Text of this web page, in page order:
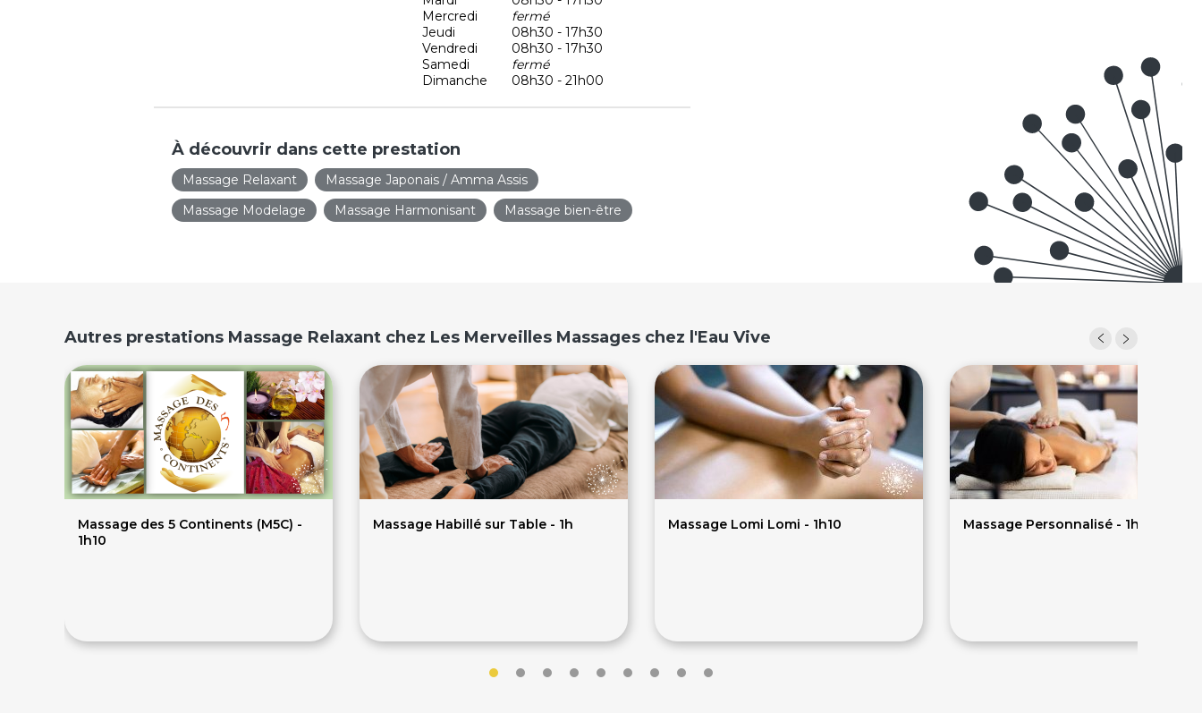
Mercredi
fermé
Jeudi
08h30 - 17h30
Vendredi
08h30 - 17h30
Samedi
fermé
Dimanche
08h30 - 21h00
À découvrir dans cette prestation
Massage Relaxant
Massage Japonais / Amma Assis
Massage Modelage
Massage Harmonisant Massage bien-être
Autres prestations Massage Relaxant chez Les Merveilles Massages chez l'Eau Vive
Massage des 5 Continents (M5C) -
1h10
Massage Habillé sur Table - 1h Massage Lomi Lomi - 1h10 Massage Personnalisé - 1h